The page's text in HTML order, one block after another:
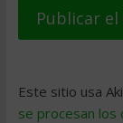
Este sitio usa
se procesan